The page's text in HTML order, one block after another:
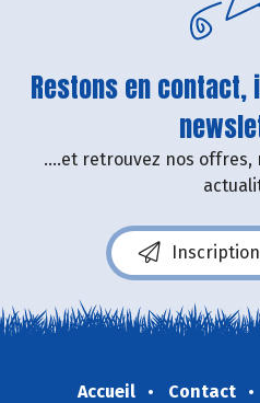
Restons en
....et retrouvez nos offres,
Accueil Contact